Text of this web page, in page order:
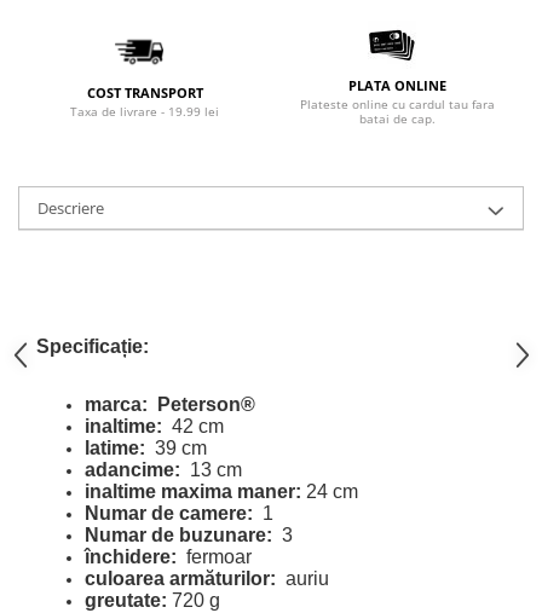
COST TRANSPORT
Taxa de livrare - 19.99 lei
PLATA ONLINE
Plateste online cu cardul tau fara
batai de cap.
Descriere
Specificație:
marca:
Peterson®
inaltime: 42 cm
latime: 39 cm
adancime: 13 cm
inaltime maxima maner: 24 cm
Numar de camere: 1
Numar de buzunare: 3
închidere: fermoar
culoarea armăturilor: auriu
greutate: 720 g